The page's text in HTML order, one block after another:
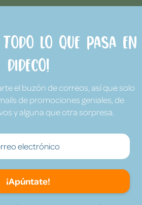
todo lo que pasa en
Dideco!
el buzón de correos, así que solo
de promociones geniales, de
y alguna que otra sorpresa.
¡Apúntate!